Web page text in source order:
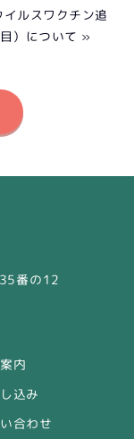
イルスワクチン追
）について »
番の12
内
込み
合わせ